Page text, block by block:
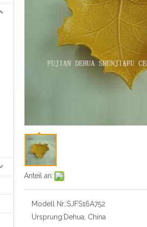
Anteil an:
Modell Nr.:SJFS16A752
Ursprung:Dehua, China